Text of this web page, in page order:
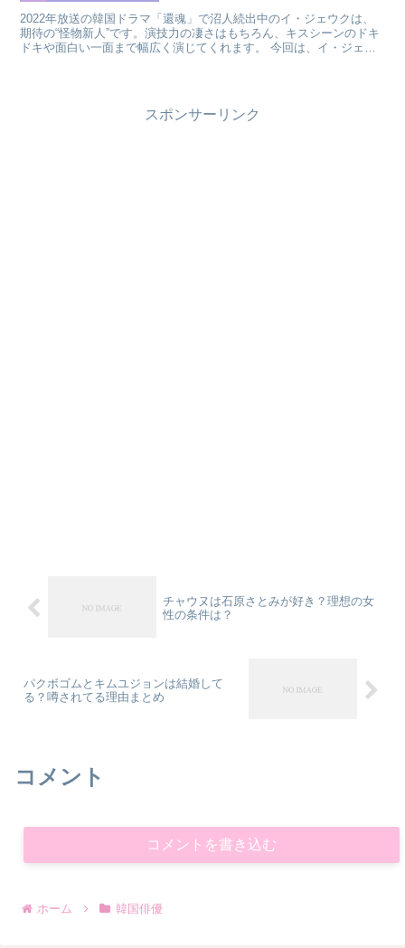
2022年放送の韓国ドラマ「還魂」で沼人続出中のイ・ジェウクは、
期待の“怪物新人”です。演技力の凄さはもちろん、キスシーンのドキ
ドキや面白い一面まで幅広く演じてくれます。 今回は、イ・ジェウ
スポンサーリンク
チャウヌは石原さとみが好き？理想の女
性の条件は？
パクボゴムとキムユジョンは結婚して
る？噂されてる理由まとめ
コメント
コメントを書き込む
ホーム 韓国俳優